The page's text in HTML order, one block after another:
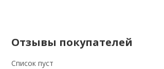
Отзывы покупателей
Список пуст